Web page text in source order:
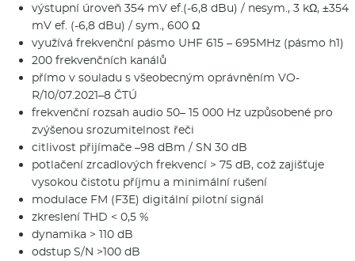
výstupní úroveň 354 mV ef.(-6,8 dBu) / nesym., 3 kΩ, ±354
mV ef. (-6,8 dBu) / sym., 600 Ω
využívá frekvenční pásmo UHF 615 – 695MHz (pásmo h1)
200 frekvenčních kanálů
přímo v souladu s všeobecným oprávněním VO-
R/10/07.2021–8 ČTÚ
frekvenční rozsah audio 50– 15 000 Hz uzpůsobené pro
zvýšenou srozumitelnost řeči
citlivost přijímače –98 dBm / SN 30 dB
potlačení zrcadlových frekvencí > 75 dB, což zajišťuje
vysokou čistotu příjmu a minimální rušení
modulace FM (F3E) digitální pilotní signál
zkreslení THD < 0,5 %
dynamika > 110 dB
odstup S/N >100 dB